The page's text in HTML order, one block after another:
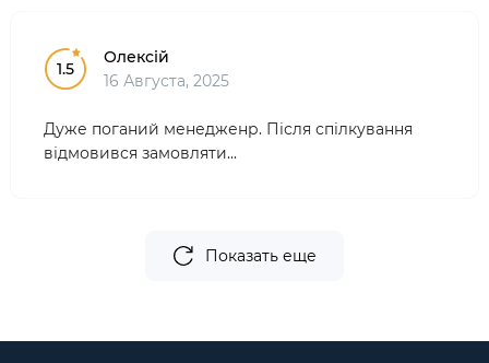
1.5
Олексій
16 Августа, 2025
Дуже поганий менедженр. Після спілкування
відмовився замовляти...
Показать еще